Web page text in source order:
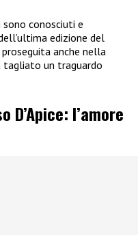
sono conosciuti e
edizione del
anche nella
tagliato un traguardo
D’Apice: l’amore